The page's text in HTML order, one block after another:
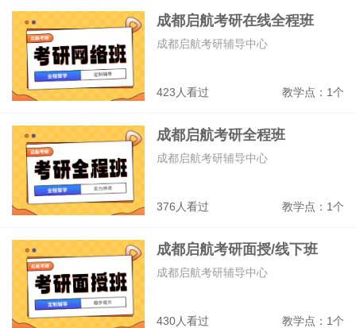
成都启航考研在线全程班
423人看过 教学点：1个
成都启航考研辅导中心
成都启航考研全程班
376人看过 教学点：1个
成都启航考研辅导中心
成都启航考研面授/线下班
430人看过 教学点：1个
成都启航考研辅导中心